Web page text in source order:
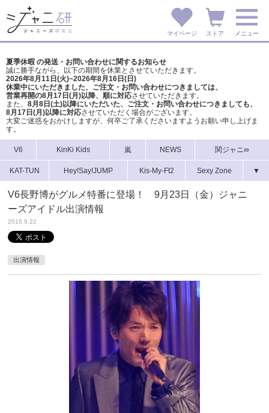
マイページ ストア メニュー
夏季休暇 の発送・お問い合わせに関するお知らせ
誠に勝手ながら、以下の期間を休業とさせていただきます。
2026年8月11日(火)~2026年8月16日(日)
休業中にいただきました、ご注文・お問い合わせにつきましては、
営業再開の8月17日(月)以降、順に対応させていただきます。
また、 8月8日(土)以降にいただいた、ご注文・ お問い合わせにつきましても、
8月17日(月)以降に対応させていただく場合がございます。
大変ご迷惑をおかけしますが、 何卒ご了承くださいますようお願い申し上げま
す。
V6 KinKi Kids 嵐 NEWS 関ジャニ∞
KAT-TUN Hey!Say!JUMP Kis-My-Ft2 Sexy Zone ▼
V6長野博がグルメ特番に登場！ 9月23日（金）ジャニ
ーズアイドル出演情報
2016.9.22
出演情報